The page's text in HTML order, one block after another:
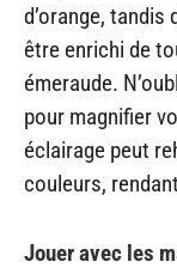
d’orange, tandis
être enrichi de
émeraude.
pour magnifier
éclairage peut
couleurs,
Jouer avec les